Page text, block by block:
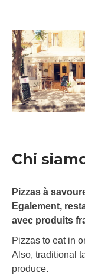
Chi
Pizzas à
Egalement,
avec produits
Pizzas to eat in
Also, traditional
produce.